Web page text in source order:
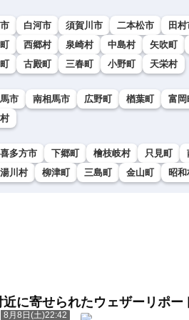
白河市 須賀川市 二本松市 田村
西郷村 泉崎村 中島村 矢吹町
古殿町 三春町 小野町 天栄村
市 南相馬市 広野町 楢葉町 富岡
喜多方市 下郷町 檜枝岐村 只見町
湯川村 柳津町 三島町 金山町 昭和
に寄せられたウェザーリポー
8月8日(土)22:42